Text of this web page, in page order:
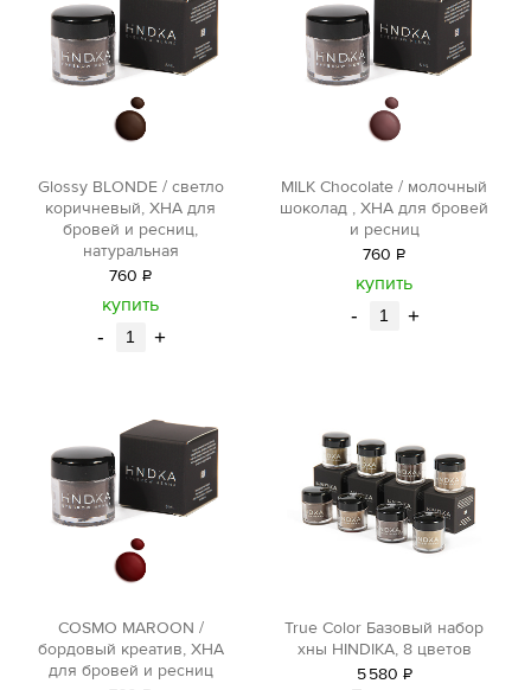
Glossy BLONDE / светло
коричневый, ХНА для
бровей и ресниц,
натуральная
760 Р
уб.
купить
- +
MILK Chocolate / молочный
шоколад , ХНА для бровей
и ресниц
760 Р
уб.
купить
- +
COSMO MAROON /
бордовый креатив, ХНА
для бровей и ресниц
True Color Базовый набор
хны HINDIKA, 8 цветов
5580 Р